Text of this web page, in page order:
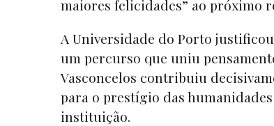
maiores felicidades” ao próximo
A Universidade do Porto
um percurso que uniu
Vasconcelos contribuiu
para o prestígio das
instituição.